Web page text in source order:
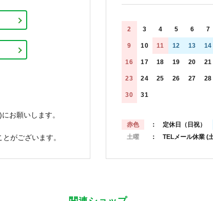
お願いします。
がございます。
2 3 4 5 6 7
9 10 11 12 13 14
16 17 18 19 20 21
23 24 25 26 27 28
30 31
赤色 ： 定休日（日祝）
土曜
： TELメール休業 (